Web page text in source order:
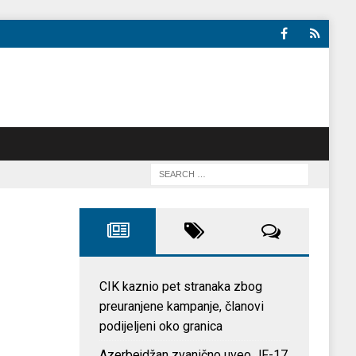
CIK kaznio pet stranaka zbog
preuranjene kampanje, članovi
podijeljeni oko granica